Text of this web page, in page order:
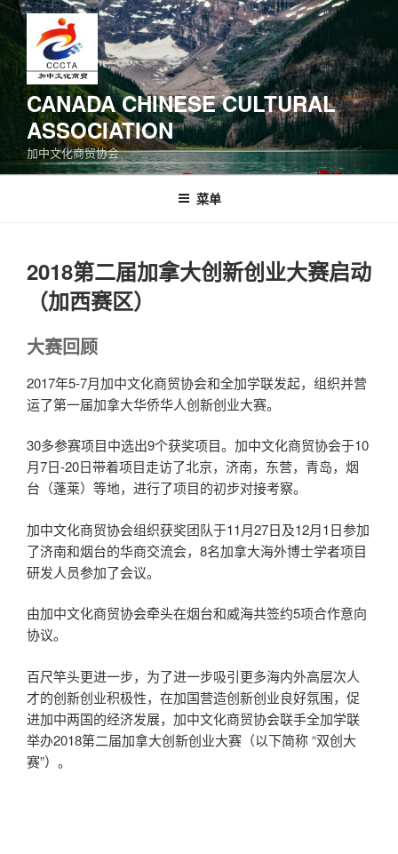
跳
内
容
CANADA CHINESE CULTURAL
ASSOCIATION
加中文化商贸协会
菜单
2018第二届加拿大创新创业大赛启动
（加西赛区）
大赛回顾
2017年5-7月加中文化商贸协会和全加学联发起，组织并营
运了第一届加拿大华侨华人创新创业大赛。
30多参赛项目中选出9个获奖项目。加中文化商贸协会于10
月7日-20日带着项目走访了北京，济南，东营，青岛，烟
台（蓬莱）等地，进行了项目的初步对接考察。
加中文化商贸协会组织获奖团队于11月27日及12月1日参加
了济南和烟台的华商交流会，8名加拿大海外博士学者项目
研发人员参加了会议。
由加中文化商贸协会牵头在烟台和威海共签约5项合作意向
协议。
百尺竿头更进一步，为了进一步吸引更多海内外高层次人
才的创新创业积极性，在加国营造创新创业良好氛围，促
进加中两国的经济发展，加中文化商贸协会联手全加学联
举办2018第二届加拿大创新创业大赛（以下简称 “双创大
赛”）。